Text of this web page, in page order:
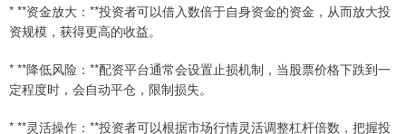
* **资金放大：**投资者可以借入数倍于自身资金的资金，从而放大投
资规模，获得更高的收益。
* **降低风险：**配资平台通常会设置止损机制，当股票价格下跌到一
定程度时，会自动平仓，限制损失。
* **灵活操作：**投资者可以根据市场行情灵活调整杠杆倍数，把握投